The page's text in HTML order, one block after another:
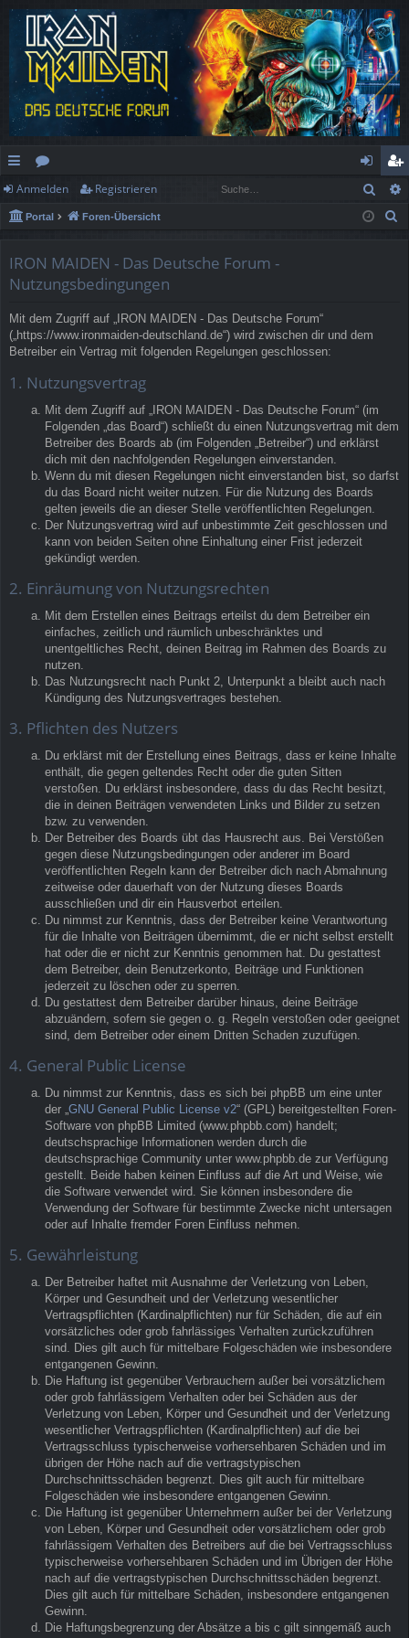
ch
ne
ug
rif
f
or
en
n
m
eg
ist
Anmelden Registrieren
Portal Foren-Übersicht
IRON MAIDEN - Das Deutsche Forum -
Nutzungsbedingungen
Mit dem Zugriff auf „IRON MAIDEN - Das Deutsche Forum“
(„https://www.ironmaiden-deutschland.de“) wird zwischen dir und dem
Betreiber ein Vertrag mit folgenden Regelungen geschlossen:
1. Nutzungsvertrag
Mit dem Zugriff auf „IRON MAIDEN - Das Deutsche Forum“ (im
Folgenden „das Board“) schließt du einen Nutzungsvertrag mit dem
Betreiber des Boards ab (im Folgenden „Betreiber“) und erklärst
dich mit den nachfolgenden Regelungen einverstanden.
Wenn du mit diesen Regelungen nicht einverstanden bist, so darfst
du das Board nicht weiter nutzen. Für die Nutzung des Boards
gelten jeweils die an dieser Stelle veröffentlichten Regelungen.
Der Nutzungsvertrag wird auf unbestimmte Zeit geschlossen und
kann von beiden Seiten ohne Einhaltung einer Frist jederzeit
gekündigt werden.
2. Einräumung von Nutzungsrechten
Mit dem Erstellen eines Beitrags erteilst du dem Betreiber ein
einfaches, zeitlich und räumlich unbeschränktes und
unentgeltliches Recht, deinen Beitrag im Rahmen des Boards zu
nutzen.
Das Nutzungsrecht nach Punkt 2, Unterpunkt a bleibt auch nach
Kündigung des Nutzungsvertrages bestehen.
3. Pflichten des Nutzers
Du erklärst mit der Erstellung eines Beitrags, dass er keine Inhalte
enthält, die gegen geltendes Recht oder die guten Sitten
verstoßen. Du erklärst insbesondere, dass du das Recht besitzt,
die in deinen Beiträgen verwendeten Links und Bilder zu setzen
bzw. zu verwenden.
Der Betreiber des Boards übt das Hausrecht aus. Bei Verstößen
gegen diese Nutzungsbedingungen oder anderer im Board
veröffentlichten Regeln kann der Betreiber dich nach Abmahnung
zeitweise oder dauerhaft von der Nutzung dieses Boards
ausschließen und dir ein Hausverbot erteilen.
Du nimmst zur Kenntnis, dass der Betreiber keine Verantwortung
für die Inhalte von Beiträgen übernimmt, die er nicht selbst erstellt
hat oder die er nicht zur Kenntnis genommen hat. Du gestattest
dem Betreiber, dein Benutzerkonto, Beiträge und Funktionen
jederzeit zu löschen oder zu sperren.
Du gestattest dem Betreiber darüber hinaus, deine Beiträge
abzuändern, sofern sie gegen o. g. Regeln verstoßen oder geeignet
sind, dem Betreiber oder einem Dritten Schaden zuzufügen.
4. General Public License
Du nimmst zur Kenntnis, dass es sich bei phpBB um eine unter
der „GNU General Public License v2“ (GPL) bereitgestellten Foren-
Software von phpBB Limited (www.phpbb.com) handelt;
deutschsprachige Informationen werden durch die
deutschsprachige Community unter www.phpbb.de zur Verfügung
gestellt. Beide haben keinen Einfluss auf die Art und Weise, wie
die Software verwendet wird. Sie können insbesondere die
Verwendung der Software für bestimmte Zwecke nicht untersagen
oder auf Inhalte fremder Foren Einfluss nehmen.
5. Gewährleistung
Der Betreiber haftet mit Ausnahme der Verletzung von Leben,
Körper und Gesundheit und der Verletzung wesentlicher
Vertragspflichten (Kardinalpflichten) nur für Schäden, die auf ein
vorsätzliches oder grob fahrlässiges Verhalten zurückzuführen
sind. Dies gilt auch für mittelbare Folgeschäden wie insbesondere
entgangenen Gewinn.
Die Haftung ist gegenüber Verbrauchern außer bei vorsätzlichem
oder grob fahrlässigem Verhalten oder bei Schäden aus der
Verletzung von Leben, Körper und Gesundheit und der Verletzung
wesentlicher Vertragspflichten (Kardinalpflichten) auf die bei
Vertragsschluss typischerweise vorhersehbaren Schäden und im
übrigen der Höhe nach auf die vertragstypischen
Durchschnittsschäden begrenzt. Dies gilt auch für mittelbare
Folgeschäden wie insbesondere entgangenen Gewinn.
Die Haftung ist gegenüber Unternehmern außer bei der Verletzung
von Leben, Körper und Gesundheit oder vorsätzlichem oder grob
fahrlässigem Verhalten des Betreibers auf die bei Vertragsschluss
typischerweise vorhersehbaren Schäden und im Übrigen der Höhe
nach auf die vertragstypischen Durchschnittsschäden begrenzt.
Dies gilt auch für mittelbare Schäden, insbesondere entgangenen
Gewinn.
Die Haftungsbegrenzung der Absätze a bis c gilt sinngemäß auch